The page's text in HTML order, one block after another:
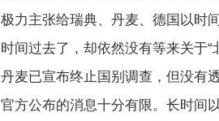
极力主张给瑞典、丹麦、德国以时
时间过去了，却依然没有等来关于“
丹麦已宣布终止国别调查，但没有
官方公布的消息十分有限。长时间